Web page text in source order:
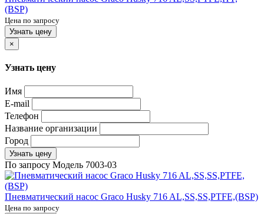
(BSP)
Цена по запросу
Узнать цену
×
Узнать цену
Имя
E-mail
Телефон
Название организации
Город
Узнать цену
По запросу Модель 7003-03
Пневматический насос Graco Husky 716 AL,SS,SS,PTFE,(BSP)
Цена по запросу